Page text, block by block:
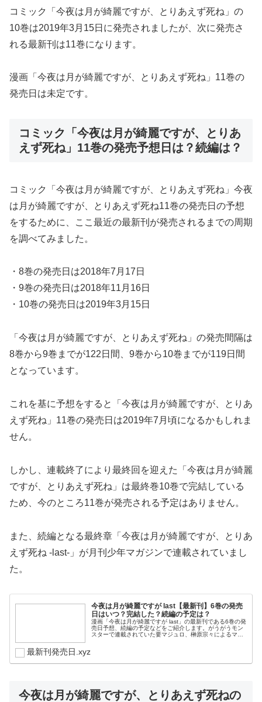
コミック「今夜は月が綺麗ですが、とりあえず死ね」の
10巻は2019年3月15日に発売されましたが、次に発売さ
れる最新刊は11巻になります。
漫画「今夜は月が綺麗ですが、とりあえず死ね」11巻の
発売日は未定です。
コミック「今夜は月が綺麗ですが、とりあ
えず死ね」11巻の発売予想日は？続編は？
コミック「今夜は月が綺麗ですが、とりあえず死ね」今夜
は月が綺麗ですが、とりあえず死ね11巻の発売日の予想
をするために、ここ最近の最新刊が発売されるまでの周期
を調べてみました。
・8巻の発売日は2018年7月17日
・9巻の発売日は2018年11月16日
・10巻の発売日は2019年3月15日
「今夜は月が綺麗ですが、とりあえず死ね」の発売間隔は
8巻から9巻までが122日間、9巻から10巻までが119日間
となっています。
これを基に予想をすると「今夜は月が綺麗ですが、とりあ
えず死ね」11巻の発売日は2019年7月頃になるかもしれま
せん。
しかし、連載終了により最終回を迎えた「今夜は月が綺麗
ですが、とりあえず死ね」は最終巻10巻で完結している
ため、今のところ11巻が発売される予定はありません。
また、続編となる最終章「今夜は月が綺麗ですが、とりあ
えず死ね -last-」が月刊少年マガジンで連載されていまし
た。
今夜は月が綺麗ですが last【最新刊】6巻の発売
日はいつ？完結した？続編の予定は？
漫画「今夜は月が綺麗ですが last」の最新刊である6巻の発
売日予想、続編の予定などをご紹介します。がうがうモン
スターで連載されていた要マジュロ、榊原宗々によるマン
最新刊発売日.xyz
今夜は月が綺麗ですが、とりあえず死ねの